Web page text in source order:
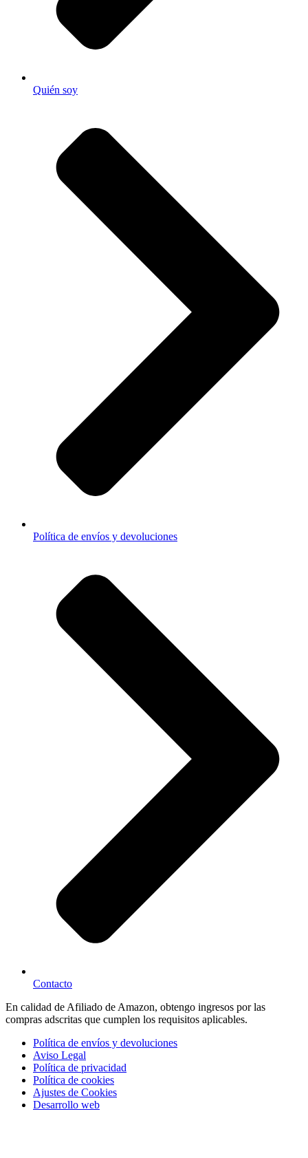
Quién soy
Política de envíos y devoluciones
Contacto
En calidad de Afiliado de Amazon, obtengo ingresos por las
compras adscritas que cumplen los requisitos aplicables.
Política de envíos y devoluciones
Aviso Legal
Política de privacidad
Política de cookies
Ajustes de Cookies
Desarrollo web